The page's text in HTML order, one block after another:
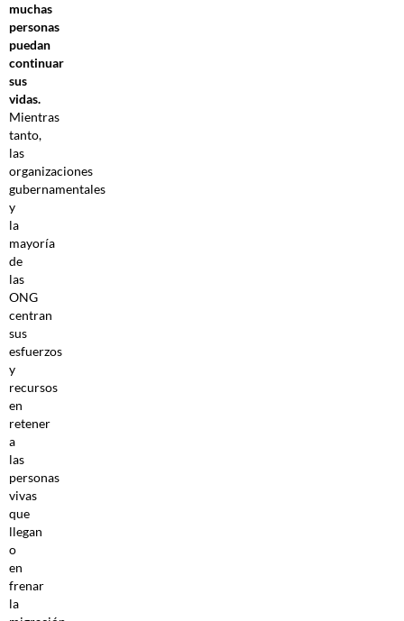
muchas
personas
puedan
continuar
sus
vidas.
Mientras
tanto,
las
organizaciones
gubernamentales
y
la
mayoría
de
las
ONG
centran
sus
esfuerzos
y
recursos
en
retener
a
las
personas
vivas
que
llegan
o
en
frenar
la